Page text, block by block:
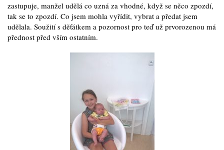
zastupuje, manžel udělá co uzná za vhodné, když se něco zpozdí,
tak se to zpozdí. Co jsem mohla vyřídit, vybrat a předat jsem
udělala. Soužití s děťátkem a pozornost pro teď už prvorozenou má
přednost před vším ostatním.